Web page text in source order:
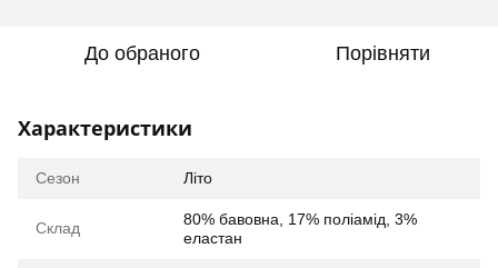
До обраного Порівняти
Характеристики
Сезон Літо
Склад
80% бавовна, 17% поліамід, 3%
еластан